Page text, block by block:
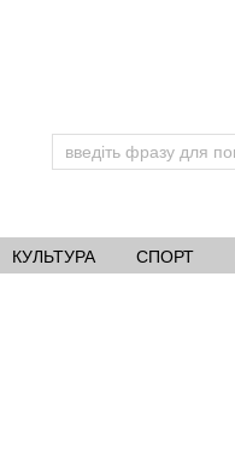
КУЛЬТУРА СПОРТ